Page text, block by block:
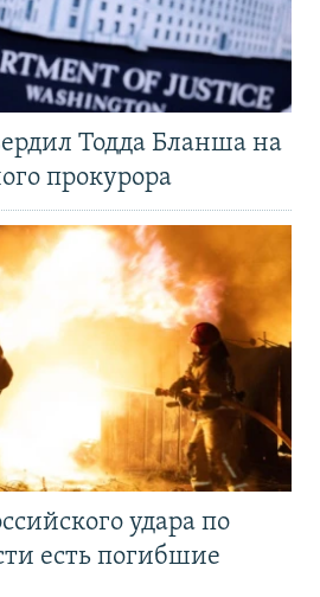
Тодда Бланша на
прокурора
удара по
есть погибшие